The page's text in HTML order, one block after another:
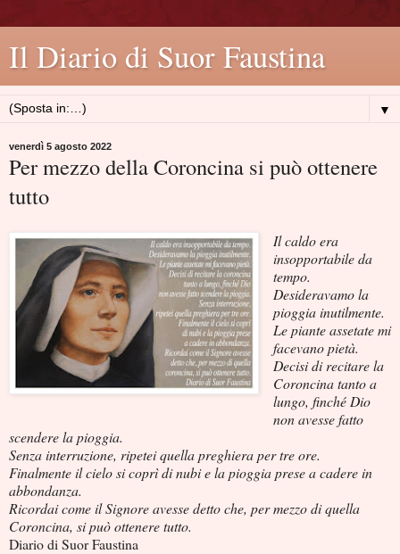
Il Diario di Suor Faustina
▼
venerdì 5 agosto 2022
Per mezzo della Coroncina si può ottenere
tutto
Il caldo era
insopportabile da
tempo.
Desideravamo la
pioggia inutilmente.
Le piante assetate mi
facevano pietà.
Decisi di recitare la
Coroncina tanto a
lungo, finché Dio
non avesse fatto
scendere la pioggia.
Senza interruzione, ripetei quella preghiera per tre ore.
Finalmente il cielo si coprì di nubi e la pioggia prese a cadere in
abbondanza.
Ricordai come il Signore avesse detto che, per mezzo di quella
Coroncina, si può ottenere tutto.
Diario di Suor Faustina